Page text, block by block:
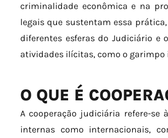
criminalidade econômica e na
legais que sustentam essa
diferentes esferas do Judiciário
atividades ilícitas, como o garimpo
O QUE É
A cooperação judiciária refere-se
internas como internacionais,